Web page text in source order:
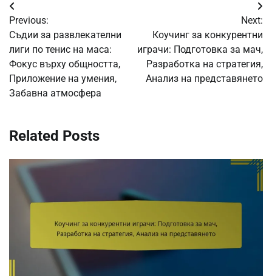
Post
navigation
Previous:
Съдии за развлекателни
лиги по тенис на маса:
Фокус върху общността,
Приложение на умения,
Забавна атмосфера
Next:
Коучинг за конкурентни
играчи: Подготовка за мач,
Разработка на стратегия,
Анализ на представянето
Related Posts